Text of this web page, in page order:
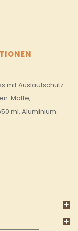
mit Auslaufschutz
Matte,
ml. Aluminium.